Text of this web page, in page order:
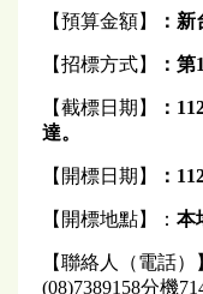
【預算金額】 ： 新
【招標方式】 ：
【截標日期】 ：
達。
【開標日期】 ：
【開標地點】： 本
【聯絡人（電話
(08)7389158分機